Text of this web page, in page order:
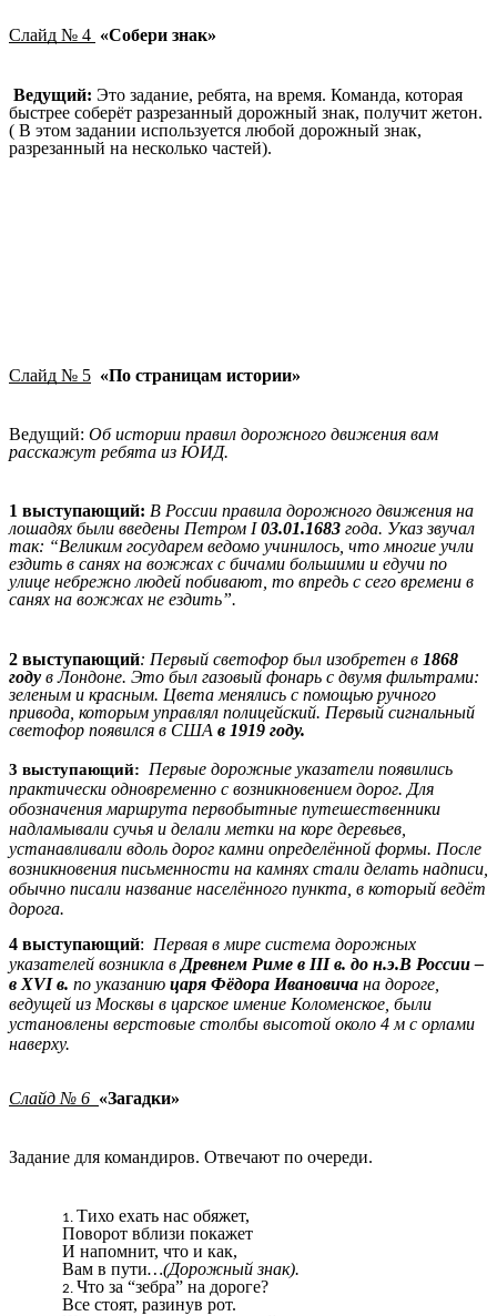
Слайд № 4 «Собери знак»
Ведущий: Это задание, ребята, на время. Команда, которая
быстрее соберёт разрезанный дорожный знак, получит жетон.
( В этом задании используется любой дорожный знак,
разрезанный на несколько частей).
Слайд № 5 «По страницам истории»
Ведущий: Об истории правил дорожного движения вам
расскажут ребята из ЮИД.
1 выступающий: В России правила дорожного движения на
лошадях были введены Петром I03.01.1683 года. Указ звучал
так: “Великим государем ведомо учинилось, что многие учли
ездить в санях на вожжах с бичами большими и едучи по
улице небрежно людей побивают, то впредь с сего времени в
санях на вожжах не ездить”.
2 выступающий: Первый светофор был изобретен в 1868
году в Лондоне. Это был газовый фонарь с двумя фильтрами:
зеленым и красным. Цвета менялись с помощью ручного
привода, которым управлял полицейский. Первый сигнальный
светофор появился в США в 1919 году.
3 выступающий: Первые дорожные указатели появились
практически одновременно с возникновением дорог. Для
обозначения маршрута первобытные путешественники
надламывали сучья и делали метки на коре деревьев,
устанавливали вдоль дорог камни определённой формы. После
возникновения письменности на камнях стали делать надписи,
обычно писали название населённого пункта, в который ведёт
дорога.
4 выступающий: Первая в мире система дорожных
указателей возникла в Древнем Риме в III в. до н.э.В России –
в XVI в. по указанию царя Фёдора Ивановича на дороге,
ведущей из Москвы в царское имение Коломенское, были
установлены верстовые столбы высотой около 4 м с орлами
наверху.
Слайд № 6 «Загадки»
Задание для командиров. Отвечают по очереди.
Тихо ехать нас обяжет,
Поворот вблизи покажет
И напомнит, что и как,
Вам в пути…(Дорожный знак).
Что за “зебра” на дороге?
Все стоят, разинув рот.